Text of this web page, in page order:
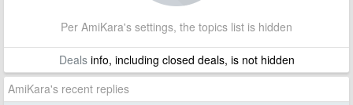
Per AmiKara's settings, the topics list is hidden
Dealsinfo, including closed deals, is not hidden
AmiKara's recent replies